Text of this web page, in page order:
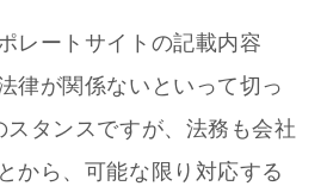
レートサイトの記載内容
律が関係ないといって切っ
スタンスですが、法務も会社
から、可能な限り対応する